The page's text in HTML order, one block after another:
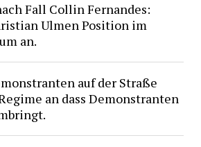
Fall Collin Fernandes:
Ulmen Position im
an.
auf der Straße
an dass Demonstranten